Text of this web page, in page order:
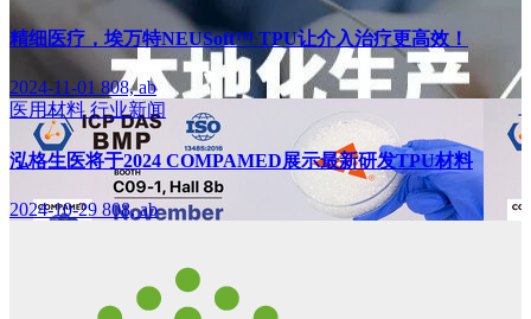
精细医疗，埃万特NEUSoft™ TPU让介入治疗更高效！
2024-11-01808, ab
医用材料行业新闻
泓格生医将于2024 COMPAMED展示最新研发TPU材料
2024-10-29 808, ab